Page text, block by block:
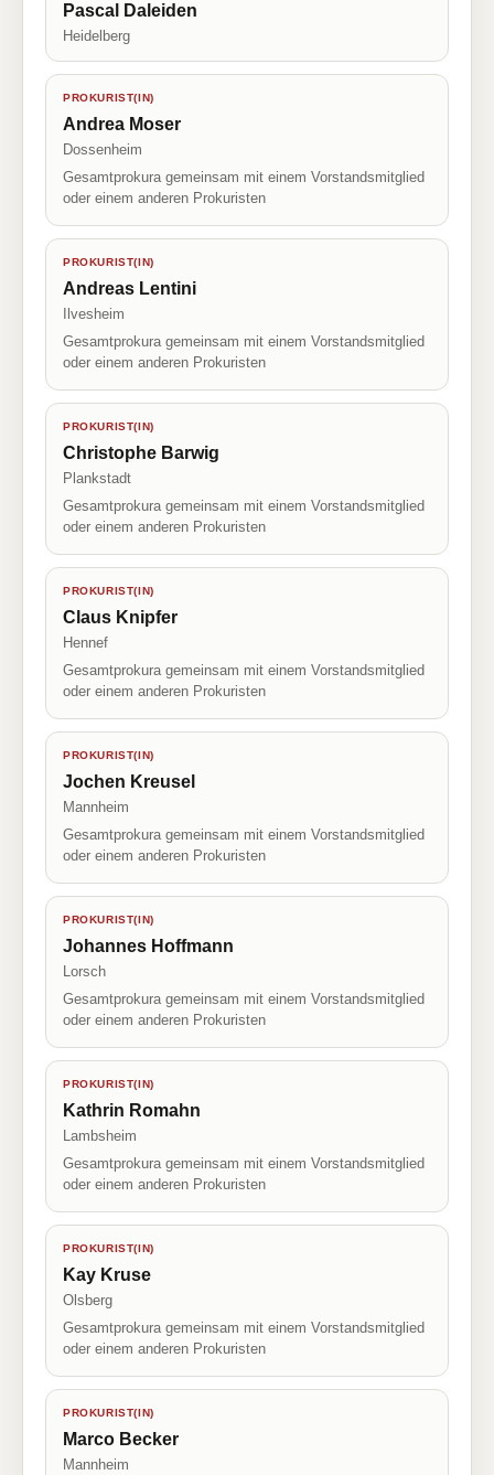
Pascal Daleiden
Heidelberg
PROKURIST(IN)
Andrea Moser
Dossenheim
Gesamtprokura gemeinsam mit einem Vorstandsmitglied
oder einem anderen Prokuristen
PROKURIST(IN)
Andreas Lentini
Ilvesheim
Gesamtprokura gemeinsam mit einem Vorstandsmitglied
oder einem anderen Prokuristen
PROKURIST(IN)
Christophe Barwig
Plankstadt
Gesamtprokura gemeinsam mit einem Vorstandsmitglied
oder einem anderen Prokuristen
PROKURIST(IN)
Claus Knipfer
Hennef
Gesamtprokura gemeinsam mit einem Vorstandsmitglied
oder einem anderen Prokuristen
PROKURIST(IN)
Jochen Kreusel
Mannheim
Gesamtprokura gemeinsam mit einem Vorstandsmitglied
oder einem anderen Prokuristen
PROKURIST(IN)
Johannes Hoffmann
Lorsch
Gesamtprokura gemeinsam mit einem Vorstandsmitglied
oder einem anderen Prokuristen
PROKURIST(IN)
Kathrin Romahn
Lambsheim
Gesamtprokura gemeinsam mit einem Vorstandsmitglied
oder einem anderen Prokuristen
PROKURIST(IN)
Kay Kruse
Olsberg
Gesamtprokura gemeinsam mit einem Vorstandsmitglied
oder einem anderen Prokuristen
PROKURIST(IN)
Marco Becker
Mannheim